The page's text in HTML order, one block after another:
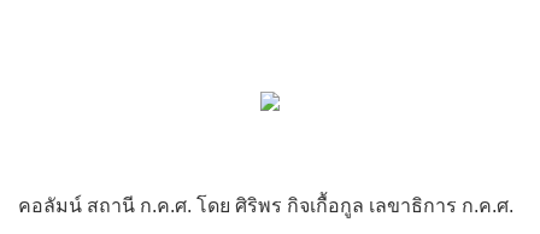
คอลัมน์ สถานี ก.ค.ศ. โดย ศิริพร กิจเกื้อกูล เลขาธิการ ก.ค.ศ.